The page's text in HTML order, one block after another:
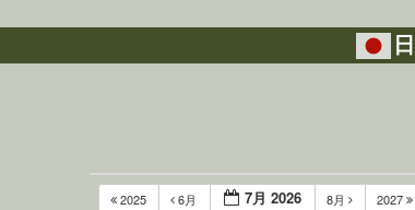
2025 6月 7月 2026 8月 2027